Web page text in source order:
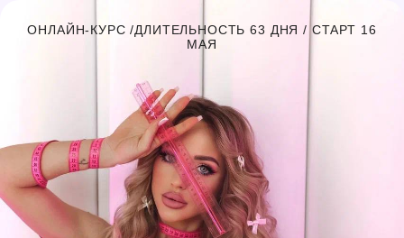
ОНЛАЙН-КУРС /ДЛИТЕЛЬНОСТЬ 63 ДНЯ / СТАРТ 16
МАЯ